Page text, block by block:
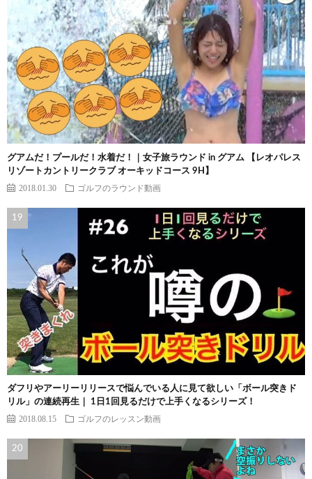
グアムだ！プールだ！水着だ！｜女子旅ラウンド in グアム 【レオパレス
リゾートカントリークラブ オーキッドコース 9H】
2018.01.30 ゴルフのラウンド動画
ダフリやアーリーリリースで悩んでいる人に見て欲しい「ボール突きド
リル」の連続再生｜ 1日1回見るだけで上手くなるシリーズ！
2018.08.15 ゴルフのレッスン動画